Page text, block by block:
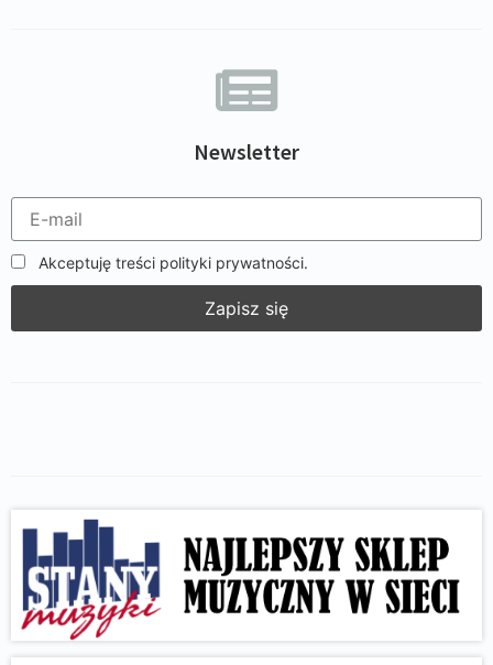
Newsletter
Akceptuję treści polityki prywatności.